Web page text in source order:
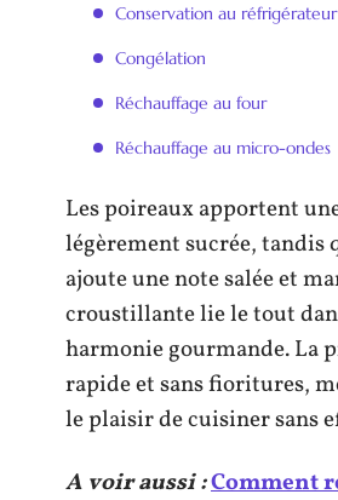
Conservation au réfrigérateur
Congélation
Réchauffage au four
Réchauffage au micro-ondes
Les poireaux apportent
légèrement sucrée, tandis
ajoute une note salée et
croustillante lie le tout
harmonie gourmande. La
rapide et sans fioritures,
le plaisir de cuisiner sans
A voir aussi :Comment